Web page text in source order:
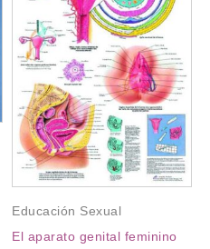
Educación Sexual
El aparato genital feminino